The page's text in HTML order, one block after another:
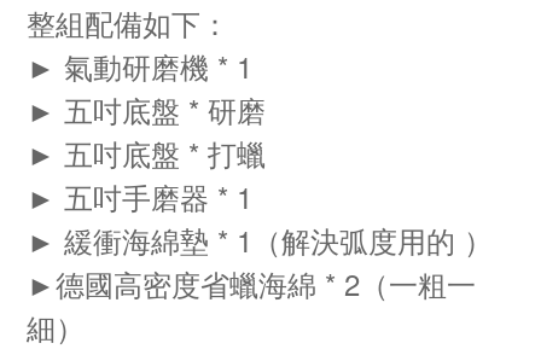
整組配備如下：
► 氣動研磨機 * 1
► 五吋底盤 * 研磨
► 五吋底盤 * 打蠟
► 五吋手磨器 * 1
► 緩衝海綿墊 * 1（解決弧度用的 ）
►德國高密度省蠟海綿 * 2（一粗一
細）